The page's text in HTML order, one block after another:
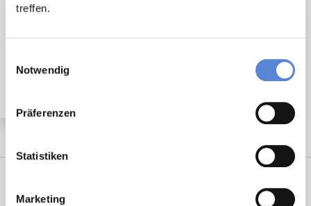
treffen.
Notwendig
Präferenzen
Statistiken
Marketing
(m/w/d) in Vollzeit ab sofort in Radevormwald